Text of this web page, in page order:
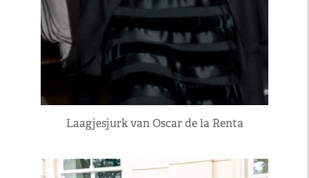
Laagjesjurk van Oscar de la Renta